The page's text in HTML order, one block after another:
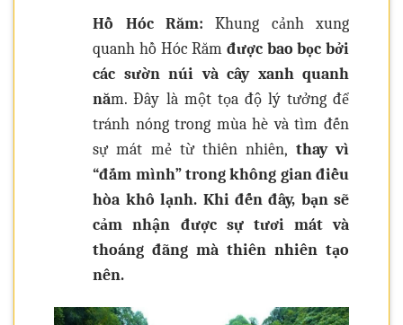
Hồ Hóc Răm: Khung cảnh xung
quanh hồ Hóc Rămđược bao bọc bởi
các sườn núi và cây xanh quanh
năm. Đây là một tọa độ lý tưởng để
tránh nóng trong mùa hè và tìm đến
sự mát mẻ từ thiên nhiên, thay vì
“đắm mình” trong không gian điều
hòa khô lạnh. Khi đến đây, bạn sẽ
cảm nhận được sự tươi mát và
thoáng đãng mà thiên nhiên tạo
nên.